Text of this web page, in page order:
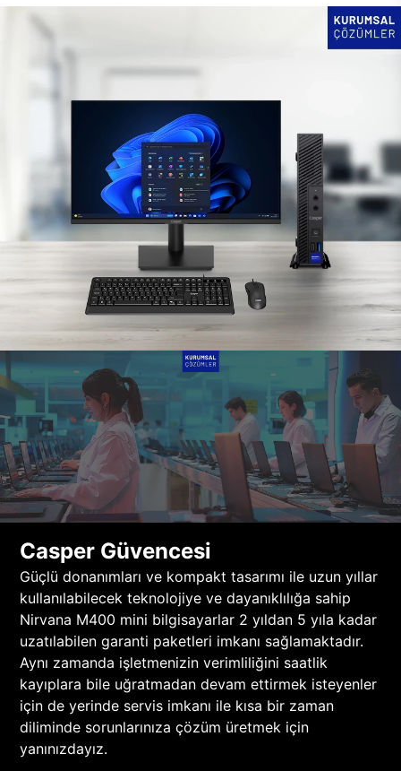
Casper Güvencesi
Güçlü donanımları ve kompakt tasarımı ile uzun yıllar
kullanılabilecek teknolojiye ve dayanıklılığa sahip
Nirvana M400 mini bilgisayarlar 2 yıldan 5 yıla kadar
uzatılabilen garanti paketleri imkanı sağlamaktadır.
Aynı zamanda işletmenizin verimliliğini saatlik
kayıplara bile uğratmadan devam ettirmek isteyenler
için de yerinde servis imkanı ile kısa bir zaman
diliminde sorunlarınıza çözüm üretmek için
yanınızdayız.